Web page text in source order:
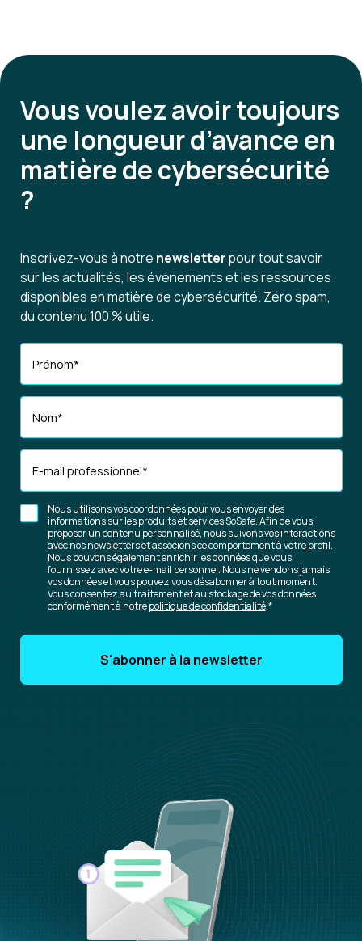
Vous voulez avoirtoujours
une longueur d’avance en
matière de cybersécurité
?
Inscrivez-vous à notre newsletterpour tout savoir
sur les actualités, les événements et les ressources
disponibles en matière de cybersécurité. Zéro spam,
du contenu 100 % utile.
Prénom*
Nom*
E-mail professionnel*
Nous utilisons vos coordonnées pour vous envoyer des
informations sur les produits et services SoSafe. Afin de vous
proposer un contenu personnalisé, nous suivons vos interactions
avec nos newsletters et associons ce comportement à votre profil.
Nous pouvons également enrichir les données que vous
fournissez avec votre e-mail personnel. Nous ne vendons jamais
vos données et vous pouvez vous désabonner à tout moment.
Vous consentez au traitement et au stockage de vos données
conformément à notrepolitique de confidentialité.*